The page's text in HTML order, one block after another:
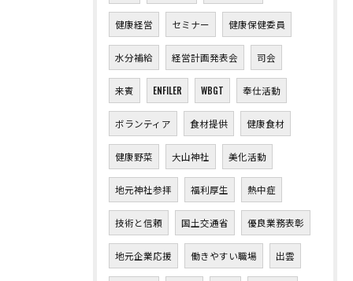
健康経営 セミナー 健康保健委員
水分補給 経営計画発表会 司会
来賓 ENFILER WBGT 奉仕活動
ボランティア 食材提供 健康食材
健康野菜 大山神社 美化活動
地元神社参拝 福利厚生 熱中症
技術と信頼 国土交通省 優良業務表彰
地元企業応援 働きやすい職場 出雲